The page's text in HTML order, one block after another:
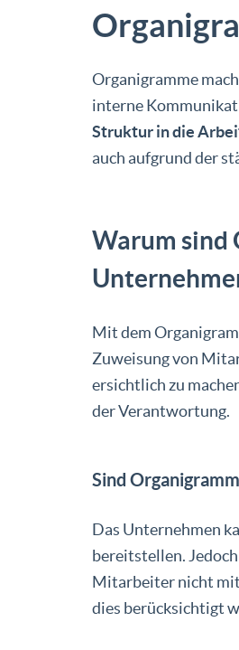
Organigramme
interne
Struktur in die
auch aufgrund der
Warum sind
Mit dem
Zuweisung von
ersichtlich zu
der Verantwortung.
Sind
Das Unternehmen
bereitstellen.
Mitarbeiter nicht mit
dies berücksichtigt